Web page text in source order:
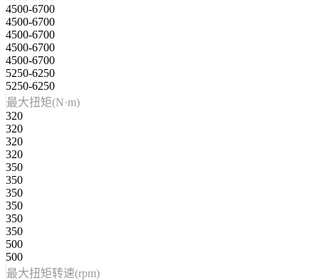
4500-6700
4500-6700
4500-6700
4500-6700
4500-6700
5250-6250
5250-6250
最大扭矩(N·m)
320
320
320
320
350
350
350
350
350
350
500
500
最大扭矩转速(rpm)